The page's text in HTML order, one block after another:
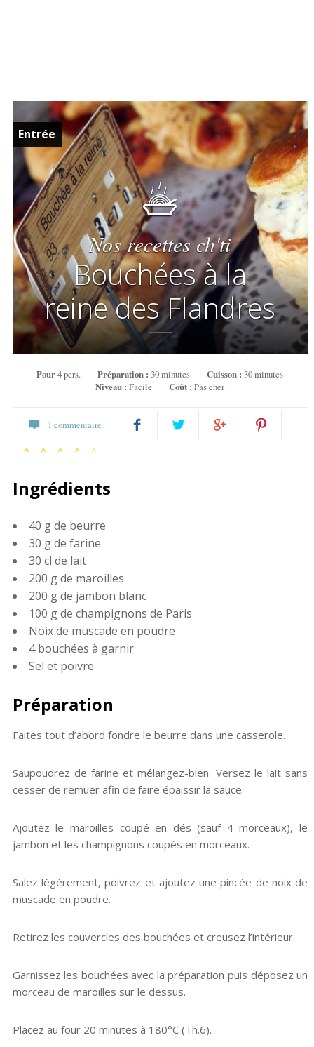
Entrée
Nos recettes ch'ti
Bouchées à la
reine des Flandres
Pour4 pers. Préparation :30 minutes Cuisson :30 minutes
Niveau : Facile Coût : Pas cher
1 commentaire
Ingrédients
40 g de beurre
30 g de farine
30 cl de lait
200 g de maroilles
200 g de jambon blanc
100 g de champignons de Paris
Noix de muscade en poudre
4 bouchées à garnir
Sel et poivre
Préparation
Faites tout d’abord fondre le beurre dans une casserole.
Saupoudrez de farine et mélangez-bien. Versez le lait sans
cesser de remuer afin de faire épaissir la sauce.
Ajoutez le maroilles coupé en dés (sauf 4 morceaux), le
jambon et les champignons coupés en morceaux.
Salez légèrement, poivrez et ajoutez une pincée de noix de
muscade en poudre.
Retirez les couvercles des bouchées et creusez l’intérieur.
Garnissez les bouchées avec la préparation puis déposez un
morceau de maroilles sur le dessus.
Placez au four 20 minutes à 180°C (Th.6).